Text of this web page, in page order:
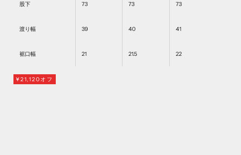
股下 73 73 73
渡り幅 39 40 41
裾口幅 21 21.5 22
¥21,120オフ